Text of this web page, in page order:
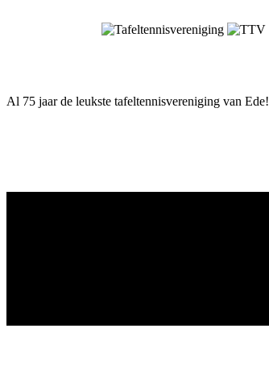
Al 75 jaar de leukste tafeltennisvereniging van Ede!